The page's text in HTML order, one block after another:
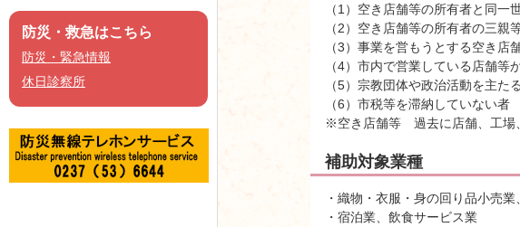
防災・救急はこちら
防災・緊急情報
休日診察所
（1）空き店舗等の所有者と同一
（2）空き店舗等の所有者の三親
（3）事業を営もうとする空き
（4）市内で営業している店舗
（5）宗教団体や政治活動を主
（6）市税等を滞納していない者
※空き店舗等 過去に店舗、工場
補助対象業種
・織物・衣服・身の回り品小売
・宿泊業、飲食サービス業